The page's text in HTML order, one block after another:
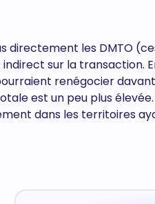
directement les DMTO
sur la transaction.
renégocier
est un peu plus
dans les territoires